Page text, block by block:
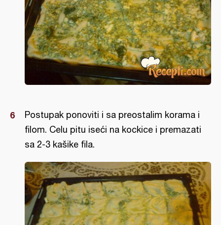
Postupak ponoviti i sa preostalim korama i
filom. Celu pitu iseći na kockice i premazati
sa 2-3 kašike fila.